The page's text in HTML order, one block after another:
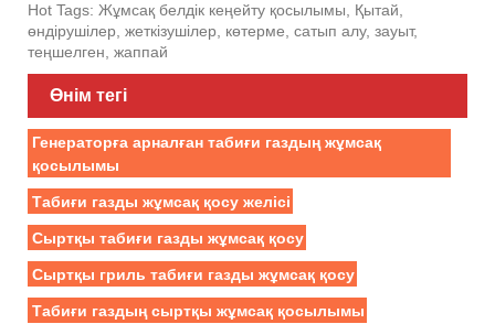
Hot Tags: Жұмсақ белдік кеңейту қосылымы, Қытай,
өндірушілер, жеткізушілер, көтерме, сатып алу, зауыт,
теңшелген, жаппай
Өнім тегі
Генераторға арналған табиғи газдың жұмсақ
қосылымы
Табиғи газды жұмсақ қосу желісі
Сыртқы табиғи газды жұмсақ қосу
Сыртқы гриль табиғи газды жұмсақ қосу
Табиғи газдың сыртқы жұмсақ қосылымы